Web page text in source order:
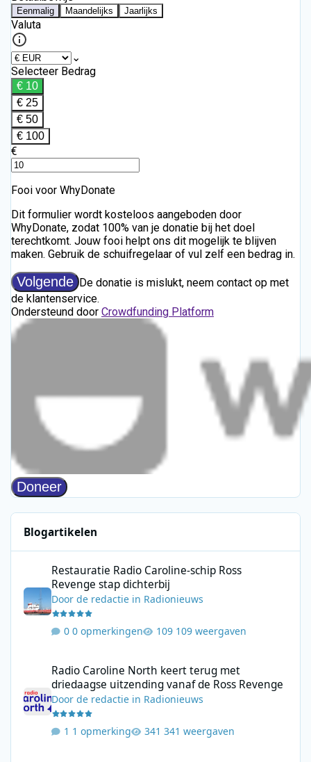
Blogartikelen
Restauratie Radio Caroline-schip Ross
Revenge stap dichterbij
Doorde redactie in Radionieuws
0 opmerkingen 109 weergaven
Radio Caroline North keert terug met
driedaagse uitzending vanaf de Ross Revenge
Doorde redactie in Radionieuws
1 opmerking 341 weergaven